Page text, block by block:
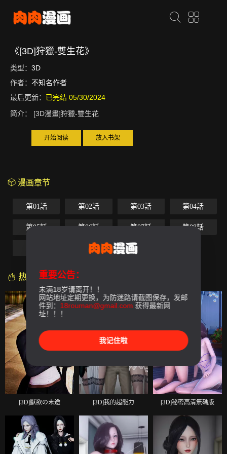
《[3D]狩獵-雙生花》
类型： 3D
作者： 不知名作者
最后更新： 已完结 05/30/2024
简介：
[3D漫畫]狩獵-雙生花
开始阅读 放入书架
漫画章节
第01話 第02話 第03話 第04話
第05話 第06話 第07話 第08話
第10話 第11話-最終話
热门漫画
[3D]獸欲の末途 [3D]我的超能力 [3D]秘密高清無碼版
重要公告：
未满18岁请离开！！
网站地址定期更换，为防迷路请截图保存，发邮
件到： 18rouman@gmail.com 获得最新网
址！！！
我记住啦